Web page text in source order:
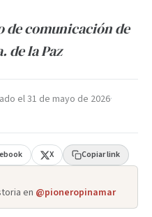
de comunicación de
de la Paz
el31 de mayo de 2026·
X Copiar link
en @pioneropinamar